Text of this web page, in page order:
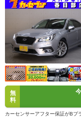
コ スマートキー
無
料
カーセンサーアフター保証がBプ